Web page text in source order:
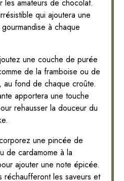
les amateurs de chocolat.
qui ajoutera une
à chaque
une couche de purée
de la framboise ou de
au fond de chaque croûte.
apportera une touche
rehausser la douceur du
une pincée de
de cardamome à la
ajouter une note épicée.
réchaufferont les saveurs et